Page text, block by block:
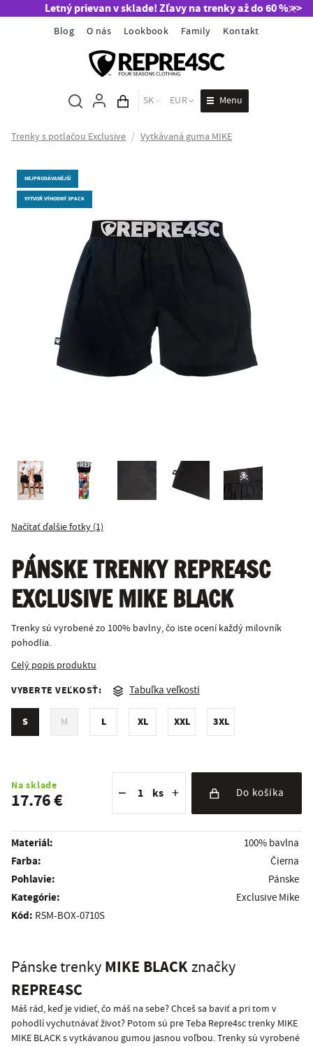
Letný prievan v sklade! Zľavy na trenky až do 60 % >>
Blog O nás Lookbook Family Kontakt
Obsah košíka
SK EUR Menu
Trenky s potlačou Exclusive / Vytkávaná guma MIKE
NEJPRODÁVANĚJŠÍ
VYTVOŘ VÝHODNÝ 3PACK
Načítať ďalšie fotky (1)
PÁNSKE TRENKY REPRE4SC
EXCLUSIVE MIKE BLACK
Trenky sú vyrobené zo 100% bavlny, čo iste ocení každý milovník
pohodlia.
Celý popis produktu
VYBERTE VEĽKOSŤ: Tabuľka veľkostí
S M L XL XXL 3XL
Na sklade
17.76 € − ks + Do košíka
Materiál: 100% bavlna
Farba: Čierna
Pohlavie: Pánske
kategórie: Exclusive Mike
Kód: R5M-BOX-0710S
Pánske trenky MIKE BLACKznačky
REPRE4SC
Máš rád, keď je vidieť, čo máš na sebe? Chceš sa baviť a pri tom v
pohodlí vychutnávať život? Potom sú pre Teba Repre4sc trenky MIKE
MIKE BLACK s vytkávanou gumou jasnou voľbou. Trenky sú vyrobené